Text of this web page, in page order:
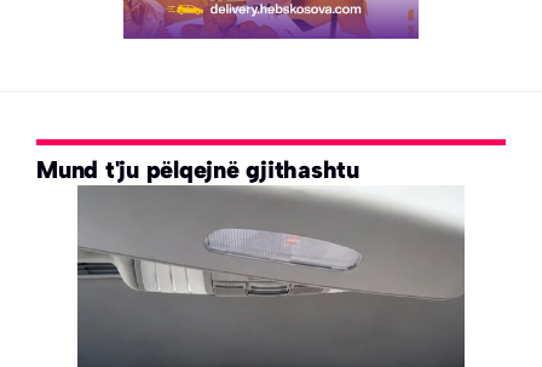
Mund t'ju pëlqejnë gjithashtu